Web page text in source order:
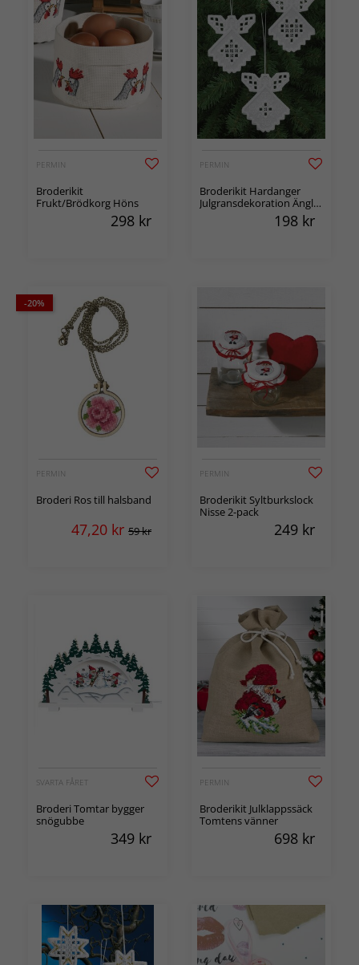
PERMIN
Broderikit
Frukt/Brödkorg Höns
298 kr
PERMIN
Broderikit Hardanger
Julgransdekoration Änglar
198 kr
-20%
PERMIN
Broderi Ros till halsband
47,20 kr 59 kr
PERMIN
Broderikit Syltburkslock
Nisse 2-pack
249 kr
SVARTA FÅRET
Broderi Tomtar bygger
snögubbe
349 kr
PERMIN
Broderikit Julklappssäck
Tomtens vänner
698 kr